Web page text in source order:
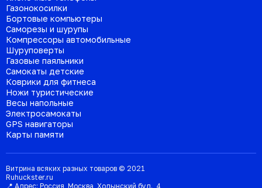
Газонокосилки
Бортовые компьютеры
Саморезы и шурупы
Компрессоры автомобильные
Шуруповерты
Газовые паяльники
Самокаты детские
Коврики для фитнеса
Ножи туристические
Весы напольные
Электросамокаты
GPS навигаторы
Карты памяти
Витрина всяких разных товаров © 2021
Ruhuckster.ru
📍 Адрес: Россия Москва Ходынский бул., 4